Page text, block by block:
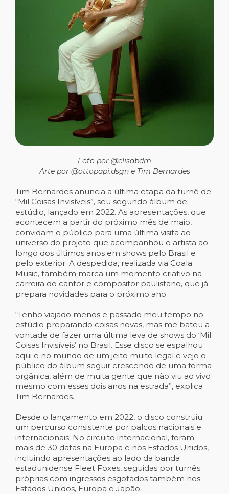
Foto por @elisabdm
Arte por @ottopapi.dsgn e Tim Bernardes
Tim Bernardes anuncia a última etapa da turnê de
“Mil Coisas Invisíveis”, seu segundo álbum de
estúdio, lançado em 2022. As apresentações, que
acontecem a partir do próximo mês de maio,
convidam o público para uma última visita ao
universo do projeto que acompanhou o artista ao
longo dos últimos anos em shows pelo Brasil e
pelo exterior. A despedida, realizada via Coala
Music, também marca um momento criativo na
carreira do cantor e compositor paulistano, que j
prepara novidades para o próximo ano.
“Tenho viajado menos e passado meu tempo no
estúdio preparando coisas novas, mas me bateu a
vontade de fazer uma última leva de shows do ‘Mil
Coisas Invisíveis’ no Brasil. Esse disco se espalhou
aqui e no mundo de um jeito muito legal e vejo o
público do álbum seguir crescendo de uma forma
orgânica, além de muita gente que não viu ao vivo
mesmo com esses dois anos na estrada”, explica
Tim Bernardes.
Desde o lançamento em 2022, o disco construiu
um percurso consistente por palcos nacionais e
internacionais. No circuito internacional, foram
mais de 30 datas na Europa e nos Estados Unidos,
incluindo apresentações ao lado da banda
estadunidense Fleet Foxes, seguidas por turnês
próprias com ingressos esgotados também nos
Estados Unidos, Europa e Japão.